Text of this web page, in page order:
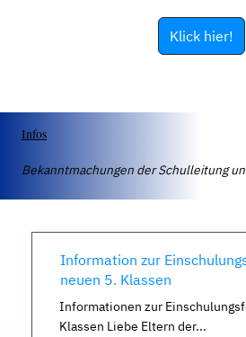
Klick hier!
Infos
Bekanntmachungen der Schulleitung
Information zur
neuen 5. Klassen
Informationen zur
Klassen Liebe Eltern der...